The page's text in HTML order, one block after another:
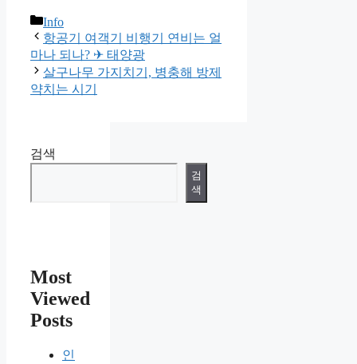
카
테
고
리
Info
항공기 여객기 비행기 연비는 얼
마나 되나? ✈ 태양광
살구나무 가지치기, 병충해 방제
약치는 시기
검색
검
색
Most
Viewed
Posts
인